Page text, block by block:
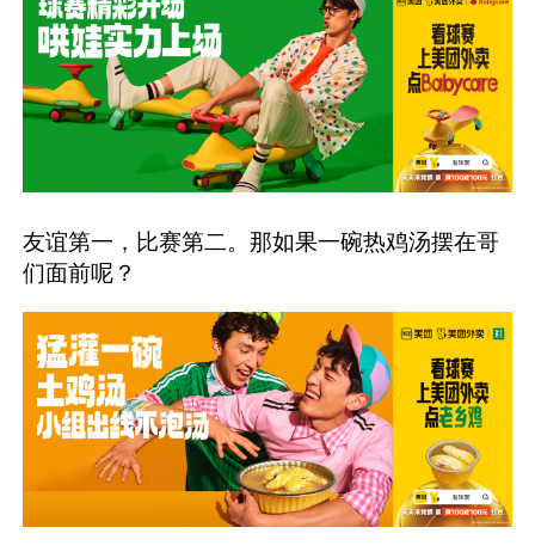
友谊第一，比赛第二。那如果一碗热鸡汤摆在哥
们面前呢？